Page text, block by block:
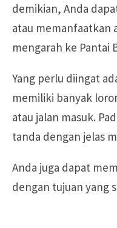
demikian, Anda
atau memanfaatkan
mengarah ke Pantai
Yang perlu diingat
memiliki banyak
atau jalan masuk.
tanda dengan jelas
Anda juga dapat
dengan tujuan yang